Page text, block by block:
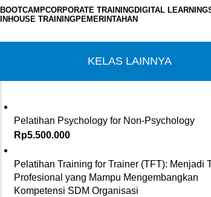
BOOTCAMPCORPORATE TRAININGDIGITAL LEARNING
INHOUSE TRAININGPEMERINTAHAN
KELAS LAINNYA
Pelatihan Psychology for Non-Psychology
Rp5.500.000
Pelatihan Training for Trainer (TFT): Menjadi
Profesional yang Mampu Mengembangkan
Kompetensi SDM Organisasi